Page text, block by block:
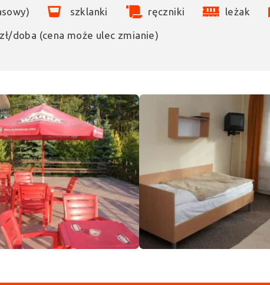
szklanki ręczniki leżak
doba (cena może ulec zmianie)